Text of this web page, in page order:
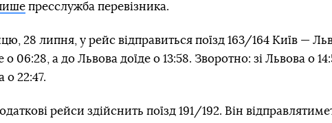
пресслужба перевізника.
28 липня, у рейс відправиться поїзд 163/164 Київ —
о 06:28, а до Львова доїде о 13:58. Зворотно: зі Львова о
о 22:47.
рейси здійснить поїзд 191/192. Він